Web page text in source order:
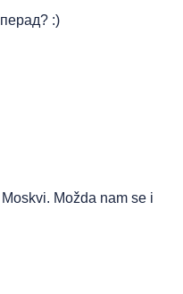
:)
Možda nam se i